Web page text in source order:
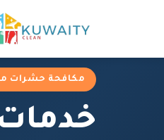
مكافحة حشرات